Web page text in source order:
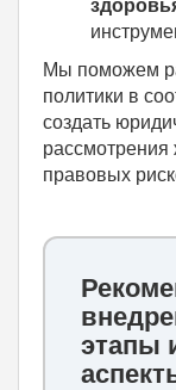
Мы поможем
политики в
создать
рассмотрения
правовых
этапы